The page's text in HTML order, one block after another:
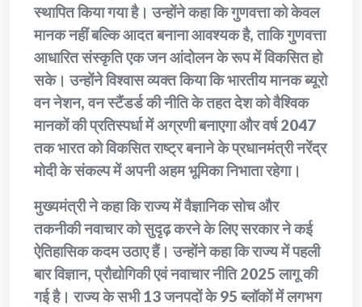
स्थापित किया गया है। उन्होंने कहा कि गुणवत्ता को केवल
मानक नहीं बल्कि आदत बनाना आवश्यक है, ताकि गुणवत्ता
आधारित संस्कृति एक जन आंदोलन के रूप में विकसित हो
सके। उन्होंने विश्वास व्यक्त किया कि भारतीय मानक ब्यूरो
वन नेशन, वन स्टैंडर्ड की नीति के तहत देश को वैश्विक
मानकों की प्रतिस्पर्धा में अग्रणी बनाएगा और वर्ष 2047
तक भारत को विकसित राष्ट्र बनाने के प्रधानमंत्री नरेंद्र
मोदी के संकल्प में अपनी अहम भूमिका निभाता रहेगा।
मुख्यमंत्री ने कहा कि राज्य में वैज्ञानिक सोच और
तकनीकी नवाचार को सुदृढ़ करने के लिए सरकार ने कई
ऐतिहासिक कदम उठाए हैं। उन्होंने कहा कि राज्य में पहली
बार विज्ञान, प्रौद्योगिकी एवं नवाचार नीति 2025 लागू की
गई है। राज्य के सभी 13 जनपदों के 95 ब्लॉकों में लगभग